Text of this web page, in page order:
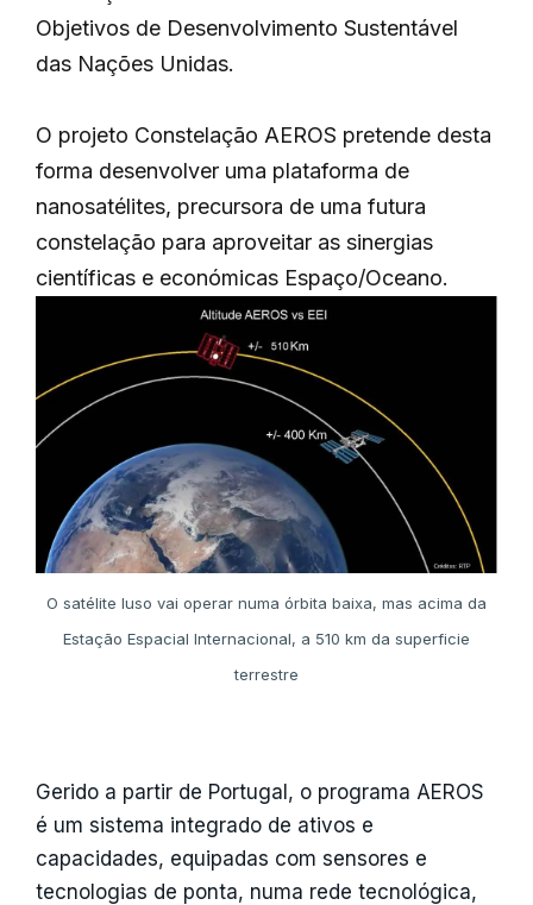
Objetivos de Desenvolvimento Sustentável
das Nações Unidas.
O projeto Constelação AEROS pretende desta
forma desenvolver uma plataforma de
nanosatélites, precursora de uma futura
constelação para aproveitar as sinergias
científicas e económicas Espaço/Oceano.
O satélite luso vai operar numa órbita baixa, mas acima da
Estação Espacial Internacional, a 510 km da superficie
terrestre
Gerido a partir de Portugal, o programa AEROS
é um sistema integrado de ativos e
capacidades, equipadas com sensores e
tecnologias de ponta, numa rede tecnológica,